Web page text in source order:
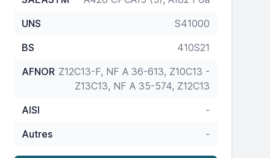
UNS
S41000
BS
410S21
AFNOR Z12C13-F, NF A 36-613, Z10C13 -
Z13C13, NF A 35-574, Z12C13
AISI
-
Autres
-